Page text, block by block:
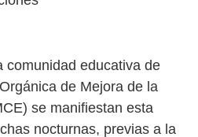
comunidad educativa de
de Mejora de la
se manifiestan esta
nocturnas, previas a la